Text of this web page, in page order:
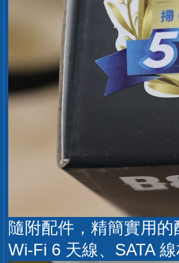
隨附配件，精簡實用
Wi-Fi 6 天線、SATA